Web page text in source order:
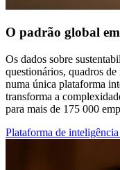
O padrão global
Os dados sobre
questionários, quadros
numa única plataforma
transforma a
para mais de 175 000
Plataforma de